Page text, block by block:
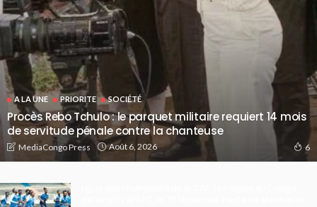
A LA UNE PRIORITE SOCIÉTÉ
Procès Rebo Tchulo : le parquet militaire requiert 14 mois
de servitude pénale contre la chanteuse
MediaCongo Press Août 6, 2026 6